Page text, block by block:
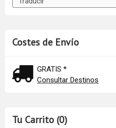
Costes de Envío
GRATIS *
Consultar Destinos
Tu Carrito (0)